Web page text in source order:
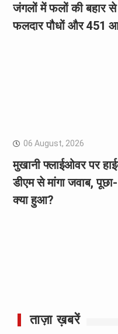
जंगलों में फलों की बहार से
फलदार पौधों और 451
06 August, 2026
मुखानी फ्लाईओवर पर
डीएम से मांगा जवाब,
क्या हुआ?
ताज़ा ख़बरें